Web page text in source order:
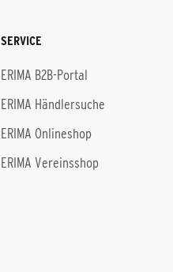
SERVICE
ERIMA B2B-Portal
ERIMA Händlersuche
ERIMA Onlineshop
ERIMA Vereinsshop